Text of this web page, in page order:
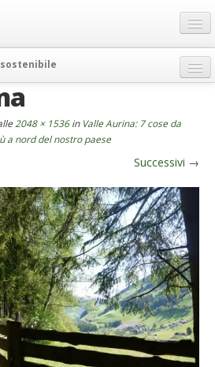
2048 × 1536in Valle Aurina: 7 cose da
a nord del nostro paese
Successivi →